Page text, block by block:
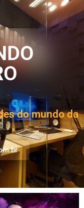
do mundo da